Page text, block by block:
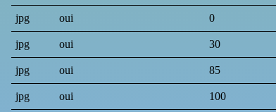
jpg oui 0
jpg oui 30
jpg oui 85
jpg oui 100